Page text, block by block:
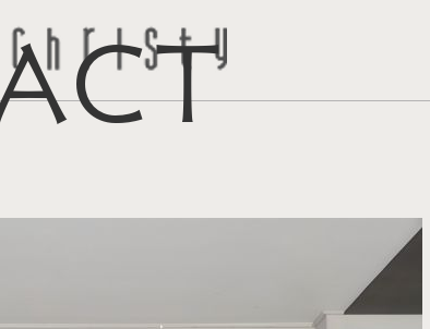
トは
問い